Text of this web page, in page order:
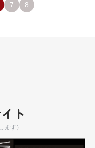
7 8
ト
ます）